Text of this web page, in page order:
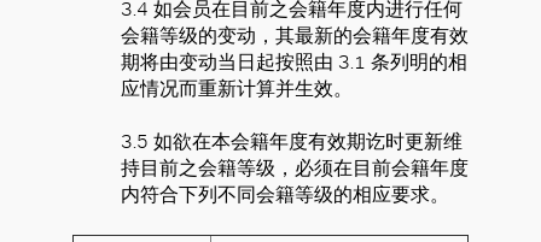
3.4 如会员在目前之会籍年度内进行任何
会籍等级的变动，其最新的会籍年度有效
期将由变动当日起按照由 3.1 条列明的相
应情况而重新计算并生效。
3.5 如欲在本会籍年度有效期讫时更新维
持目前之会籍等级，必须在目前会籍年度
内符合下列不同会籍等级的相应要求。